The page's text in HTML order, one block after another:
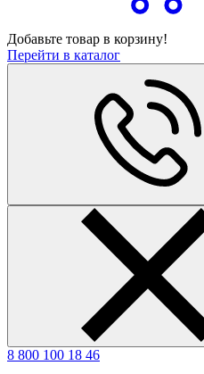
Добавьте товар в корзину!
Перейти в каталог
8 800 100 18 46